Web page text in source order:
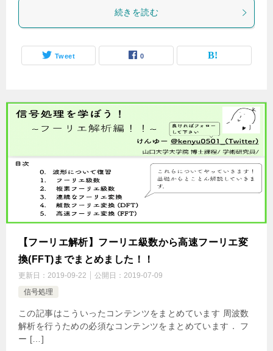
続きを読む
Tweet 0
【フーリエ解析】フーリエ級数から高速フーリエ変
換(FFT)までまとめました！！
更新日： 2019-09-22 公開日： 2019-07-09
信号処理
この記事はこういったコンテンツをまとめています 周波数
解析を行うための必須なコンテンツをまとめています． フ
ー […]